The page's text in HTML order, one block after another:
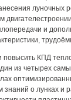
луночных
и
повысить КПД
из четырех
знаний о лунках и